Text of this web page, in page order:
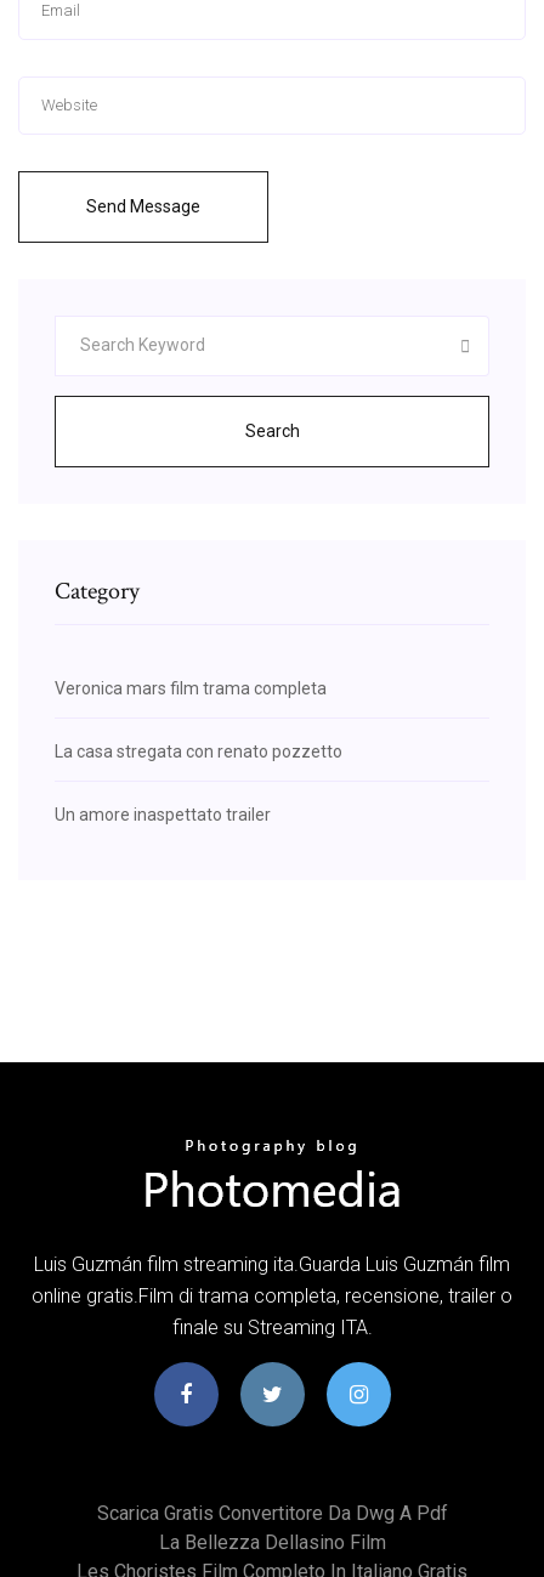
Send Message
Search
Category
Veronica mars film trama completa
La casa stregata con renato pozzetto
Un amore inaspettato trailer
Luis Guzmán film streaming ita.Guarda Luis Guzmán film
online gratis.Film di trama completa, recensione, trailer o
finale su Streaming ITA.
Scarica Gratis Convertitore Da Dwg A Pdf
La Bellezza Dellasino Film
Les Choristes Film Completo In Italiano Gratis